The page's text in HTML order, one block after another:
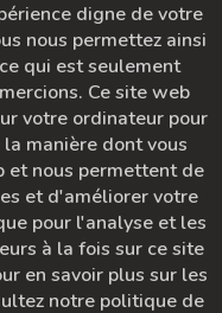
digne de votre
nous permettez ainsi
qui est seulement
Ce site web
votre ordinateur pour
manière dont vous
et nous permettent de
et d'améliorer votre
pour l'analyse et les
à la fois sur ce site
en savoir plus sur les
notre politique de